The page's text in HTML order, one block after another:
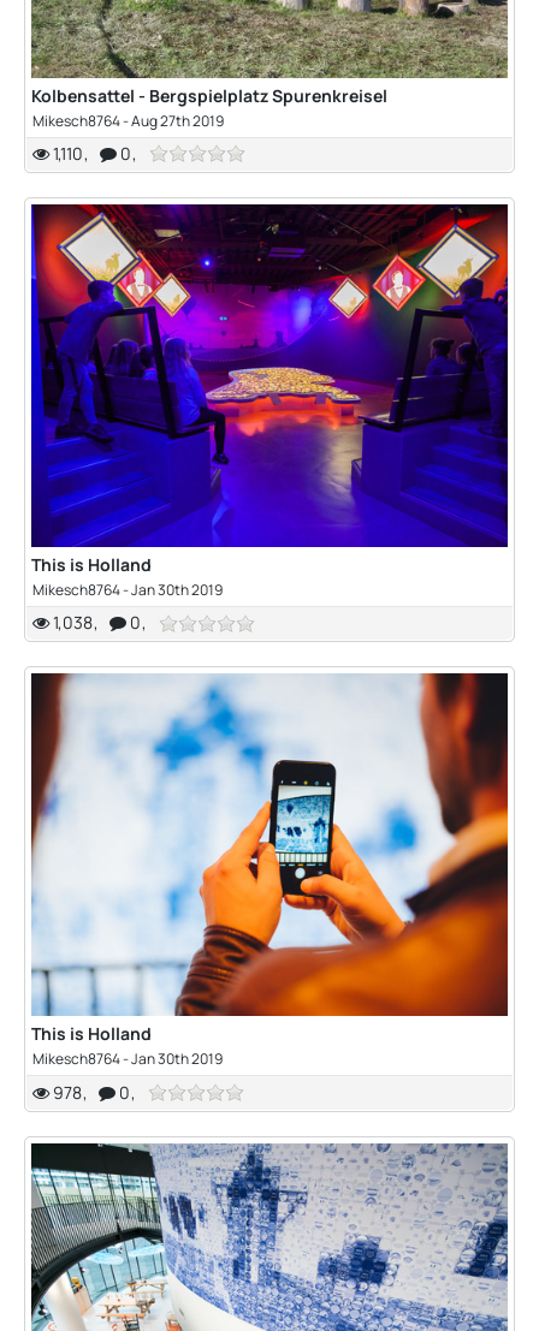
Kolbensattel - Bergspielplatz Spurenkreisel
Mikesch8764-Aug 27th 2019
1,110 0
This is Holland
Mikesch8764-Jan 30th 2019
1,038 0
This is Holland
Mikesch8764-Jan 30th 2019
978 0